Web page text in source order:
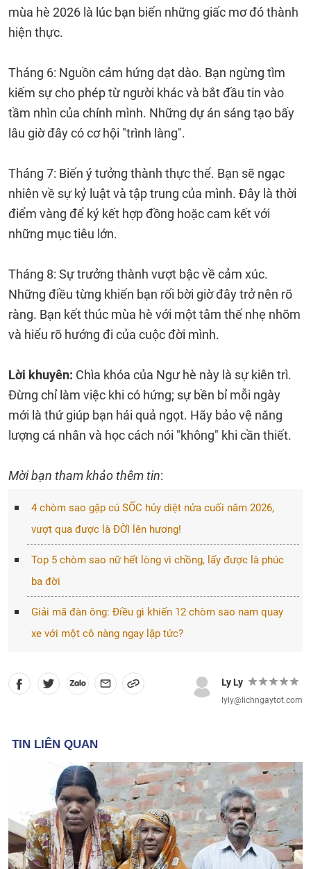
mùa hè 2026 là lúc bạn biến những giấc mơ đó thành
hiện thực.
Tháng 6: Nguồn cảm hứng dạt dào. Bạn ngừng tìm
kiếm sự cho phép từ người khác và bắt đầu tin vào
tầm nhìn của chính mình. Những dự án sáng tạo bấy
lâu giờ đây có cơ hội "trình làng".
Tháng 7: Biến ý tưởng thành thực thể. Bạn sẽ ngạc
nhiên về sự kỷ luật và tập trung của mình. Đây là thời
điểm vàng để ký kết hợp đồng hoặc cam kết với
những mục tiêu lớn.
Tháng 8: Sự trưởng thành vượt bậc về cảm xúc.
Những điều từng khiến bạn rối bời giờ đây trở nên rõ
ràng. Bạn kết thúc mùa hè với một tâm thế nhẹ nhõm
và hiểu rõ hướng đi của cuộc đời mình.
Lời khuyên: Chìa khóa của Ngư hè này là sự kiên trì.
Đừng chỉ làm việc khi có hứng; sự bền bỉ mỗi ngày
mới là thứ giúp bạn hái quả ngọt. Hãy bảo vệ năng
lượng cá nhân và học cách nói "không" khi cần thiết.
Mời bạn tham khảo thêm tin:
4 chòm sao gặp cú SỐC hủy diệt nửa cuối năm 2026,
vượt qua được là ĐỜI lên hương!
Top 5 chòm sao nữ hết lòng vì chồng, lấy được là phúc
ba đời
Giải mã đàn ông: Điều gì khiến 12 chòm sao nam quay
xe với một cô nàng ngay lập tức?
Ly Ly
lyly@lichngaytot.com